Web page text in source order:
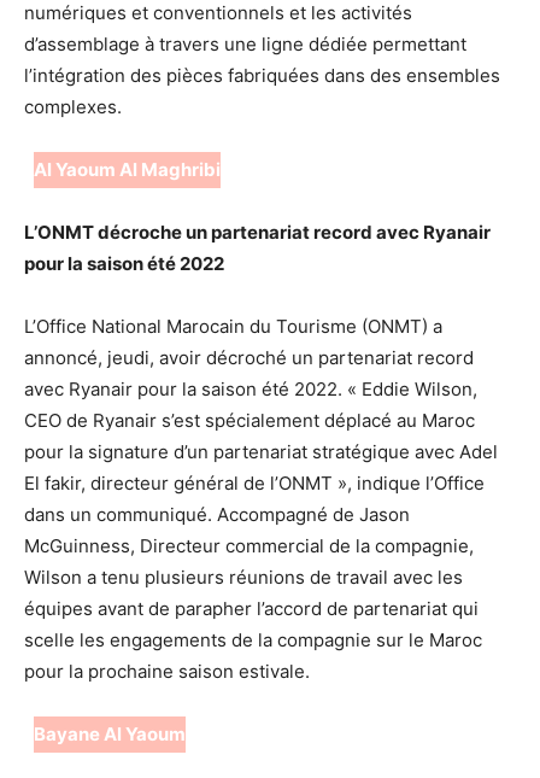
numériques et conventionnels et les activités
d’assemblage à travers une ligne dédiée permettant
l’intégration des pièces fabriquées dans des ensembles
complexes.
Al Yaoum Al Maghribi
L’ONMT décroche un partenariat record avec Ryanair
pour la saison été 2022
L’Office National Marocain du Tourisme (ONMT) a
annoncé, jeudi, avoir décroché un partenariat record
avec Ryanair pour la saison été 2022. « Eddie Wilson,
CEO de Ryanair s’est spécialement déplacé au Maroc
pour la signature d’un partenariat stratégique avec Adel
El fakir, directeur général de l’ONMT », indique l’Office
dans un communiqué. Accompagné de Jason
McGuinness, Directeur commercial de la compagnie,
Wilson a tenu plusieurs réunions de travail avec les
équipes avant de parapher l’accord de partenariat qui
scelle les engagements de la compagnie sur le Maroc
pour la prochaine saison estivale.
Bayane Al Yaoum